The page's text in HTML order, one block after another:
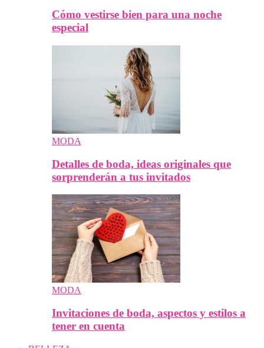
Cómo vestirse bien para una noche
especial
MODA
Detalles de boda, ideas originales que
sorprenderán a tus invitados
MODA
Invitaciones de boda, aspectos y estilos a
tener en cuenta